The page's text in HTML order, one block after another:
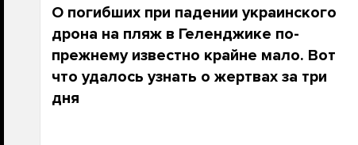
О погибших при падении украинского
дрона на пляж в Геленджике по-
прежнему известно крайне мало. Вот
что удалось узнать о жертвах за три
дня